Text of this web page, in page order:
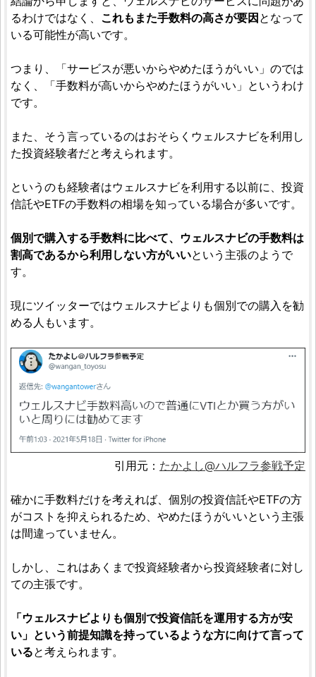
るわけではなく、 これもまた手数料の高さが要因 となって
いる可能性が高いです。
つまり、「サービスが悪いからやめたほうがいい」のでは
なく、「手数料が高いからやめたほうがいい」というわけ
です。
また、そう言っているのはおそらくウェルスナビを利用し
た投資経験者だと考えられます。
というのも経験者はウェルスナビを利用する以前に、投資
信託やETFの手数料の相場を知っている場合が多いです。
個別で購入する手数料に比べて、ウェルスナビの手数料は
割高であるから利用しない方がいいという主張のようで
す。
現にツイッターではウェルスナビよりも個別での購入を勧
める人もいます。
引用元： たかよし@ハルフラ参戦予定
確かに手数料だけを考えれば、個別の投資信託やETFの方
がコストを抑えられるため、やめたほうがいいという主張
は間違っていません。
しかし、これはあくまで投資経験者から投資経験者に対し
ての主張です。
「ウェルスナビよりも個別で投資信託を運用する方が安
い」という前提知識を持っているような方に向けて言って
いると考えられます。